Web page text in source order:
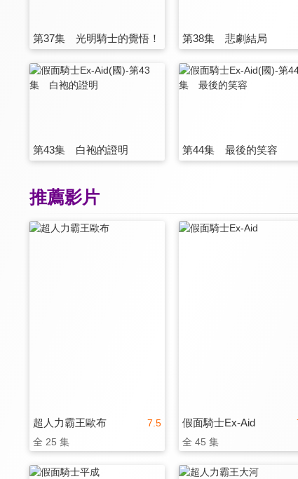
第37集 光明騎士的覺悟！ 第38集 悲劇結局
第43集 白袍的證明 第44集 最後的笑容
推薦影片
7.5
超人力霸王歐布
全 25 集
假面騎士Ex-Aid
全 45 集